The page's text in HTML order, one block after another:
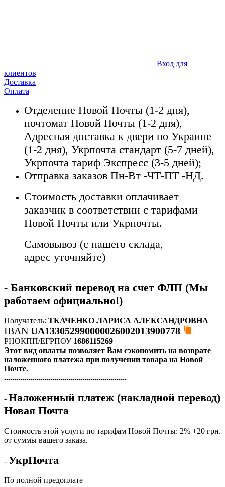
Вход для
клиентов
Доставка
Оплата
Отделение Новой Почты (1-2 дня),
почтомат Новой Почты (1-2 дня),
Адресная доставка к двери по Украине
(1-2 дня), Укрпочта стандарт (5-7 дней),
Укрпочта тариф Экспресс (3-5 дней);
Отправка заказов Пн-Вт -ЧТ-ПТ -НД.
Стоимость доставки оплачивает
заказчик в соответствии с тарифами
Новой Почты или Укрпочты.
Самовывоз (с нашего склада,
адрес уточняйте)
- Банковский перевод на счет ФЛП (Мы
работаем официально!)
Получатель: ТКАЧЕНКО ЛАРИСА АЛЕКСАНДРОВНА
IBAN UA133052990000026002013900778
РНОКПП/ЕГРПОУ 1686115269
Этот вид оплаты позволяет Вам сэкономить на возврате
наложенного платежа при получении товара на Новой
Почте.
.............................................................
- Наложенный платеж (накладной перевод)
Новая Почта
Стоимость этой услуги по тарифам Новой Почты: 2% +20 грн.
от суммы вашего заказа.
- УкрПочта
По полной предоплате